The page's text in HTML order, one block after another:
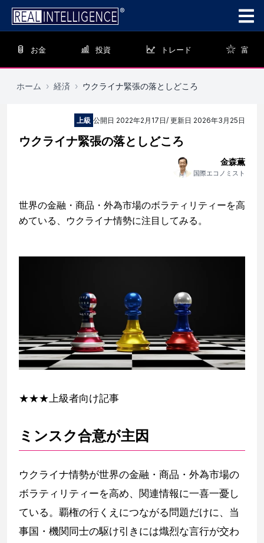
お金 投資 トレード 富
ホーム › 経済 › ウクライナ緊張の落としどころ
上級 公開日 2022年2月17日/ 更新日 2026年3月25日
ウクライナ緊張の落としどころ
金森薫
国際エコノミスト
世界の金融・商品・外為市場のボラティリティーを高
めている、ウクライナ情勢に注目してみる。
★★★上級者向け記事
ミンスク合意が主因
ウクライナ情勢が世界の金融・商品・外為市場の
ボラティリティーを高め、関連情報に一喜一憂し
ている。覇権の行くえにつながる問題だけに、当
事国・機関同士の駆け引きには熾烈な言行が交わ